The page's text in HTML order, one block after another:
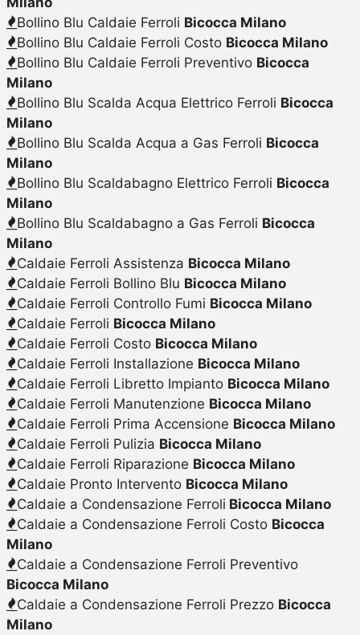
Bollino Blu Caldaie Ferroli Bicocca Milano
Bollino Blu Caldaie Ferroli Costo Bicocca Milano
Bollino Blu Caldaie Ferroli Preventivo Bicocca
Milano
Bollino Blu Scalda Acqua Elettrico Ferroli Bicocca
Milano
Bollino Blu Scalda Acqua a Gas Ferroli Bicocca
Milano
Bollino Blu Scaldabagno Elettrico Ferroli Bicocca
Milano
Bollino Blu Scaldabagno a Gas Ferroli Bicocca
Milano
Caldaie Ferroli Assistenza Bicocca Milano
Caldaie Ferroli Bollino Blu Bicocca Milano
Caldaie Ferroli Controllo Fumi Bicocca Milano
Caldaie Ferroli Bicocca Milano
Caldaie Ferroli Costo Bicocca Milano
Caldaie Ferroli Installazione Bicocca Milano
Caldaie Ferroli Libretto Impianto Bicocca Milano
Caldaie Ferroli Manutenzione Bicocca Milano
Caldaie Ferroli Prima Accensione Bicocca Milano
Caldaie Ferroli Pulizia Bicocca Milano
Caldaie Ferroli Riparazione Bicocca Milano
Caldaie Pronto Intervento Bicocca Milano
Caldaie a Condensazione Ferroli Bicocca Milano
Caldaie a Condensazione Ferroli Costo Bicocca
Milano
Caldaie a Condensazione Ferroli Preventivo
Bicocca Milano
Caldaie a Condensazione Ferroli Prezzo Bicocca
Milano